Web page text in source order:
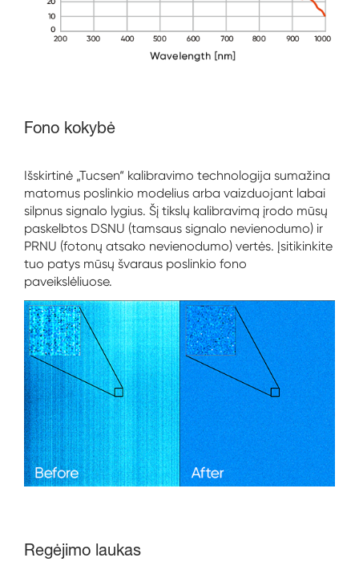
Fono kokybė
Išskirtinė „Tucsen“ kalibravimo technologija sumažina
matomus poslinkio modelius arba vaizduojant labai
silpnus signalo lygius. Šį tikslų kalibravimą įrodo mūsų
paskelbtos DSNU (tamsaus signalo nevienodumo) ir
PRNU (fotonų atsako nevienodumo) vertės. Įsitikinkite
tuo patys mūsų švaraus poslinkio fono
paveikslėliuose.
Regėjimo laukas